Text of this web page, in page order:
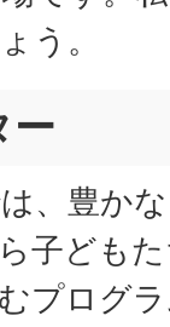
う。
ー
、豊か
子ども
プログ